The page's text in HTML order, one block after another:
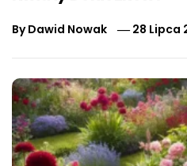
ByDawid Nowak 28 Lipca